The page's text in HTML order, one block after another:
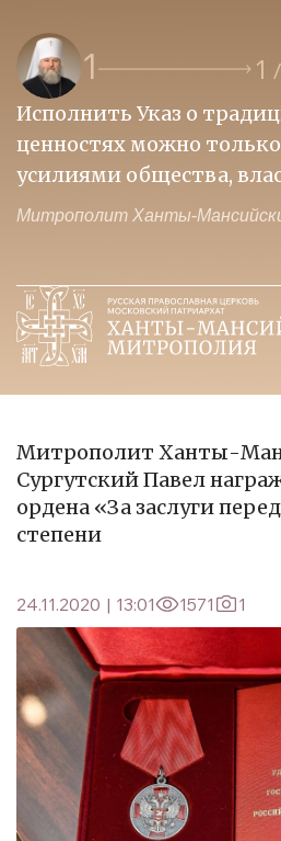
1 1 /
Исполнить Указ о
ценностях можно
усилиями общества,
Митрополит Ханты-
Митрополит Ханты-
Сургутский Павел
ордена «За заслуги
степени
24.11.2020 | 13:01 1571 1